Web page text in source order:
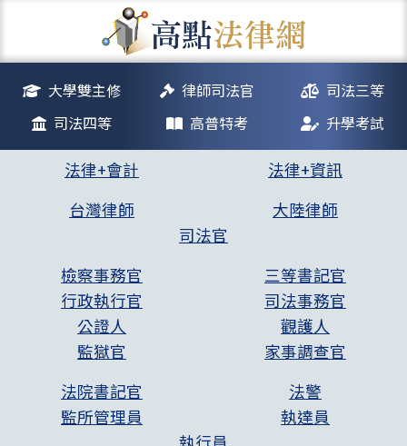
大學雙主修 律師司法官
司法三等
司法四等
高普特考 升學考試
法律+會計
法律+資訊
台灣律師
大陸律師
司法官
檢察事務官
三等書記官
行政執行官
司法事務官
公證人
觀護人
監獄官
家事調查官
法院書記官
法警
監所管理員
執達員